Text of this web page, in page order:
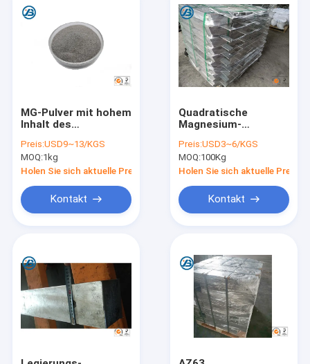
MG-Pulver mit hohem
Inhalt des
kugelförmigen Rate,
Schüttdichte, gute
Flüssigkeit
Preis:USD9~13/KGS
MOQ:1kg
Holen Sie sich aktuelle Preis
Kontakt
Quadratische
Magnesium-
für kathodisches
Protection-
AZ31/AZ63
Preis:USD3~6/KGS
MOQ:100Kg
Holen Sie sich aktuelle Preis
Kontakt